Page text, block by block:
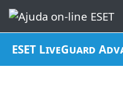
ESET LiveGuard